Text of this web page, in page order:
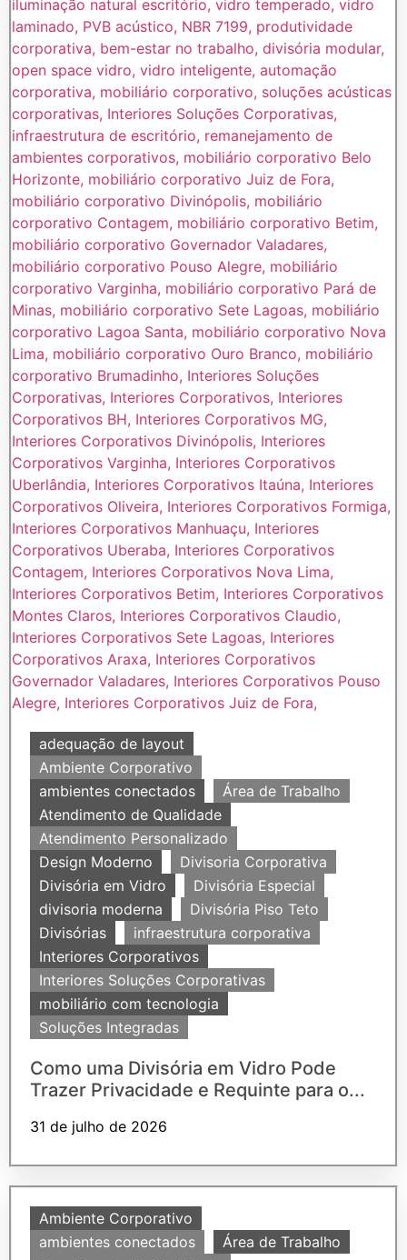
adequação de layout
Ambiente Corporativo
ambientes conectados
Área de Trabalho
Atendimento de Qualidade
Atendimento Personalizado
Design Moderno
Divisoria Corporativa
Divisória em Vidro
Divisória Especial
divisoria moderna
Divisória Piso Teto
Divisórias
infraestrutura corporativa
Interiores Corporativos
Interiores Soluções Corporativas
mobiliário com tecnologia
Soluções Integradas
Como uma Divisória em Vidro Pode
Trazer Privacidade e Requinte para o...
31 de julho de 2026
Ambiente Corporativo
ambientes conectados
Área de Trabalho